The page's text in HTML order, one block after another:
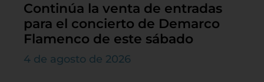
Continúa la venta de entradas
para el concierto de Demarco
Flamenco de este sábado
4 de agosto de 2026